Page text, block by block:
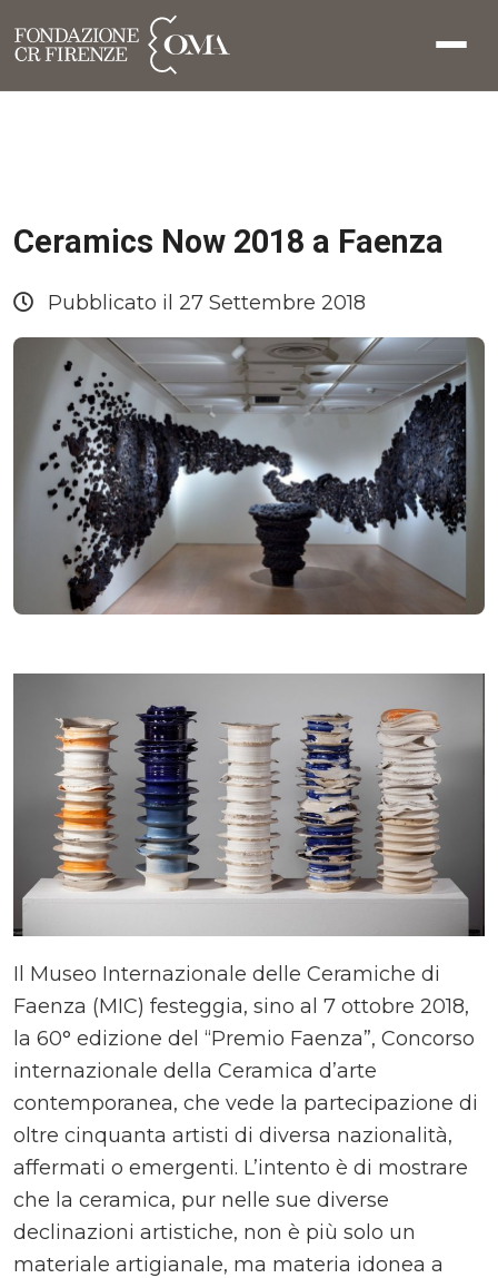
Ceramics Now 2018 a Faenza
Pubblicato il 27 Settembre 2018
Il Museo Internazionale delle Ceramiche di
Faenza (MIC) festeggia, sino al 7 ottobre 2018,
la 60° edizione del “Premio Faenza”, Concorso
internazionale della Ceramica d’arte
contemporanea, che vede la partecipazione di
oltre cinquanta artisti di diversa nazionalità,
affermati o emergenti. L’intento è di mostrare
che la ceramica, pur nelle sue diverse
declinazioni artistiche, non è più solo un
materiale artigianale, ma materia idonea a